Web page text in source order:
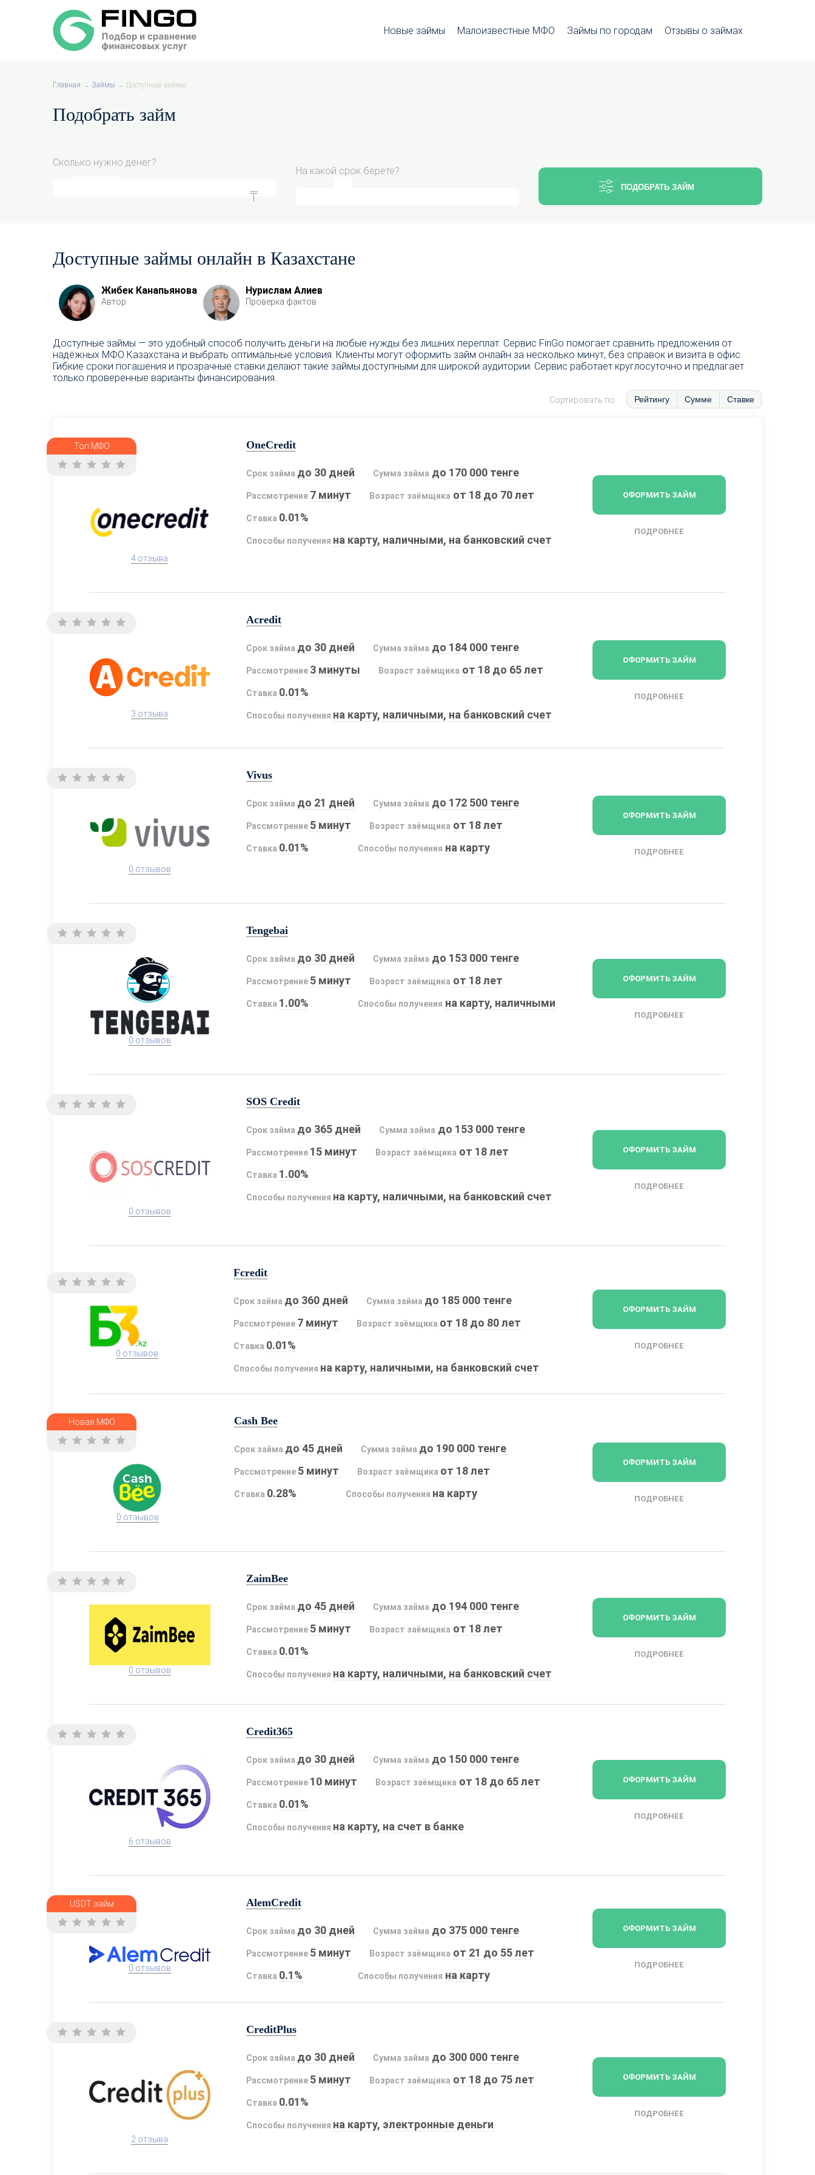
Новые займы Малоизвестные МФО Займы по городам Отзывы о займах
Главная → Займы → Доступные займы
Подобрать займ
Сколько нужно денег?
На какой срок берете?
ПОДОБРАТЬ ЗАЙМ
Доступные займы онлайн в Казахстане
Жибек Канапьянова
Автор
Нурислам Алиев
Проверка фактов
Доступные займы — это удобный способ получить деньги на любые нужды без лишних переплат. Сервис FinGo помогает сравнить предложения от
надёжных МФО Казахстана и выбрать оптимальные условия. Клиенты могут оформить займ онлайн за несколько минут, без справок и визита в офис.
Гибкие сроки погашения и прозрачные ставки делают такие займы доступными для широкой аудитории. Сервис работает круглосуточно и предлагает
только проверенные варианты финансирования.
Сортировать по: Рейтингу Сумме Ставке
Топ МФО
4 отзыва
OneCredit
Срок займа до 30 дней Сумма займа до 170 000 тенге
Рассмотрение 7 минут Возраст заёмщика от 18 до 70 лет
Ставка 0.01%
Способы получения на карту, наличными, на банковский счет
ОФОРМИТЬ ЗАЙМ
ПОДРОБНЕЕ
3 отзыва
Acredit
Срок займа до 30 дней Сумма займа до 184 000 тенге
Рассмотрение 3 минуты Возраст заёмщика от 18 до 65 лет
Ставка 0.01%
Способы получения на карту, наличными, на банковский счет
ОФОРМИТЬ ЗАЙМ
ПОДРОБНЕЕ
0 отзывов
Vivus
Срок займа до 21 дней Сумма займа до 172 500 тенге
Рассмотрение 5 минут Возраст заёмщика от 18 лет
Ставка 0.01% Способы получения на карту
ОФОРМИТЬ ЗАЙМ
ПОДРОБНЕЕ
0 отзывов
Tengebai
Срок займа до 30 дней Сумма займа до 153 000 тенге
Рассмотрение 5 минут Возраст заёмщика от 18 лет
Ставка 1.00% Способы получения на карту, наличными
ОФОРМИТЬ ЗАЙМ
ПОДРОБНЕЕ
0 отзывов
SOS Credit
Срок займа до 365 дней Сумма займа до 153 000 тенге
Рассмотрение 15 минут Возраст заёмщика от 18 лет
Ставка 1.00%
Способы получения на карту, наличными, на банковский счет
ОФОРМИТЬ ЗАЙМ
ПОДРОБНЕЕ
0 отзывов
Fcredit
Срок займа до 360 дней Сумма займа до 185 000 тенге
Рассмотрение 7 минут Возраст заёмщика от 18 до 80 лет
Ставка 0.01%
Способы получения на карту, наличными, на банковский счет
ОФОРМИТЬ ЗАЙМ
ПОДРОБНЕЕ
Новая МФО
0 отзывов
Cash Bee
Срок займа до 45 дней Сумма займа до 190 000 тенге
Рассмотрение 5 минут Возраст заёмщика от 18 лет
Ставка 0.28% Способы получения на карту
ОФОРМИТЬ ЗАЙМ
ПОДРОБНЕЕ
0 отзывов
ZaimBee
Срок займа до 45 дней Сумма займа до 194 000 тенге
Рассмотрение 5 минут Возраст заёмщика от 18 лет
Ставка 0.01%
Способы получения на карту, наличными, на банковский счет
ОФОРМИТЬ ЗАЙМ
ПОДРОБНЕЕ
6 отзывов
Credit365
Срок займа до 30 дней Сумма займа до 150 000 тенге
Рассмотрение 10 минут Возраст заёмщика от 18 до 65 лет
Ставка 0.01%
Способы получения на карту, на счет в банке
ОФОРМИТЬ ЗАЙМ
ПОДРОБНЕЕ
USDT займ
0 отзывов
AlemCredit
Срок займа до 30 дней Сумма займа до 375 000 тенге
Рассмотрение 5 минут Возраст заёмщика от 21 до 55 лет
Ставка 0.1% Способы получения на карту
ОФОРМИТЬ ЗАЙМ
ПОДРОБНЕЕ
2 отзыва
CreditPlus
Срок займа до 30 дней Сумма займа до 300 000 тенге
Рассмотрение 5 минут Возраст заёмщика от 18 до 75 лет
Ставка 0.01%
Способы получения на карту, электронные деньги
ОФОРМИТЬ ЗАЙМ
ПОДРОБНЕЕ